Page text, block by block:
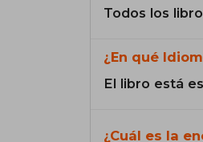
Todos los
¿En qué
El libro está
¿Cuál es la